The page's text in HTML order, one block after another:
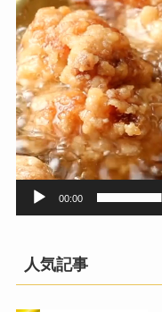
00:00
人気記事